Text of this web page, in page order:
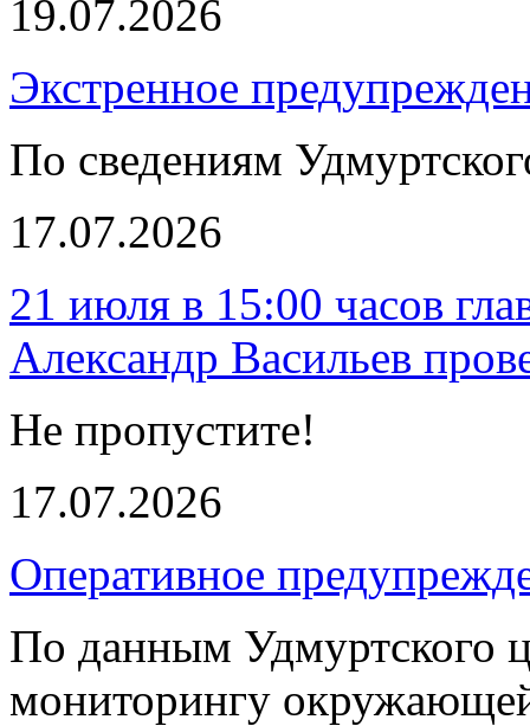
19.07.2026
Экстренное
По сведениям
17.07.2026
21 июля в 15:00 часов
Александр Васильев
Не пропустите!
17.07.2026
Оперативное
По данным Удмуртского
мониторингу